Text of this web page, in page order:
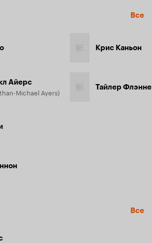
Все
Айерс
Michael Ayers)
Крис Каньон
Тайлер
Все